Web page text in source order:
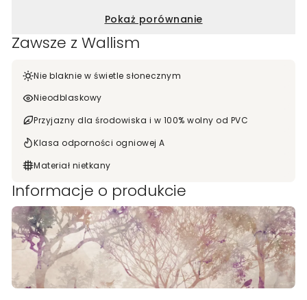
Pokaż porównanie
Zawsze z Wallism
Nie blaknie w świetle słonecznym
Nieodblaskowy
Przyjazny dla środowiska i w 100% wolny od PVC
Klasa odporności ogniowej A
Materiał nietkany
Informacje o produkcie